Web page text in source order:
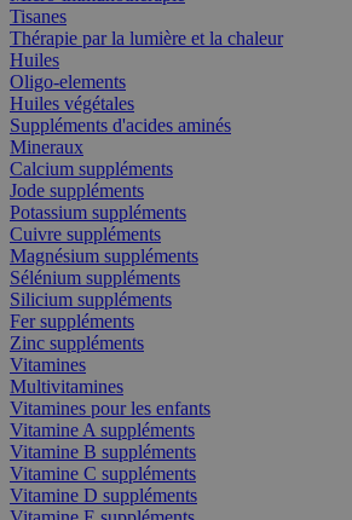
Tisanes
Thérapie par la lumière et la chaleur
Huiles
Oligo-elements
Huiles végétales
Suppléments d'acides aminés
Mineraux
Calcium suppléments
Jode suppléments
Potassium suppléments
Cuivre suppléments
Magnésium suppléments
Sélénium suppléments
Silicium suppléments
Fer suppléments
Zinc suppléments
Vitamines
Multivitamines
Vitamines pour les enfants
Vitamine A suppléments
Vitamine B suppléments
Vitamine C suppléments
Vitamine D suppléments